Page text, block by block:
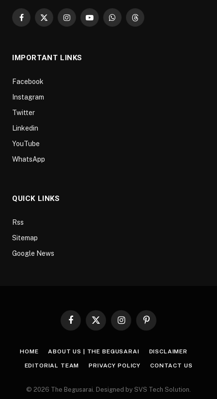
Facebook
X
InstagramYouTubeWhatsAppThreads
IMPORTANT LINKS
Facebook
Instagram
Twitter
Linkedin
YouTube
WhatsApp
QUICK LINKS
Rss
Sitemap
Google News
Facebook
X
InstagramPinterest
HOME ABOUT US | THE BEGUSARAI DISCLAIMER
EDITORIAL TEAM PRIVACY POLICY CONTACT US
© 2026 The Begusarai. Designed by SVS Tech Solution.